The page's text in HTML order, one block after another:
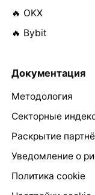
🔥 OKX
🔥 Bybit
Документация
Методология
Секторные
Раскрытие
Уведомление о
Политика cookie